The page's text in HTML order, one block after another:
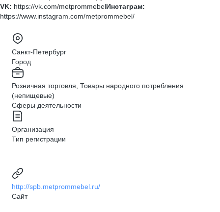
VK: https://vk.com/metprommebelИнстаграм:
https://www.instagram.com/metprommebel/
Санкт-Петербург
Город
Розничная торговля, Товары народного потребления
(непищевые)
Сферы деятельности
Организация
Тип регистрации
http://spb.metprommebel.ru/
Сайт